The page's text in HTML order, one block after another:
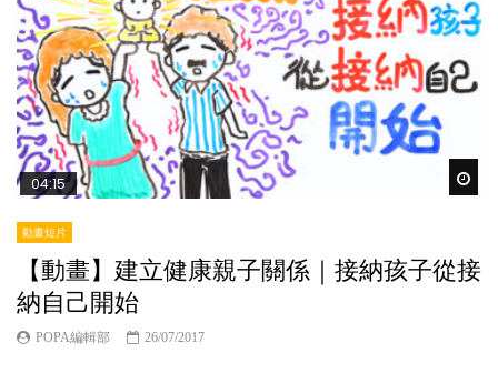
04:15
動畫短片
【動畫】建立健康親子關係｜接納孩子從接
納自己開始
POPA編輯部 26/07/2017